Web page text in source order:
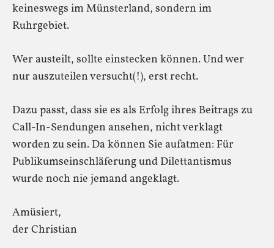
keineswegs im Münsterland, sondern im
Ruhrgebiet.
Wer austeilt, sollte einstecken können. Und wer
nur auszuteilen versucht(!), erst recht.
Dazu passt, dass sie es als Erfolg ihres Beitrags zu
Call-In-Sendungen ansehen, nicht verklagt
worden zu sein. Da können Sie aufatmen: Für
Publikumseinschläferung und Dilettantismus
wurde noch nie jemand angeklagt.
Amüsiert,
der Christian